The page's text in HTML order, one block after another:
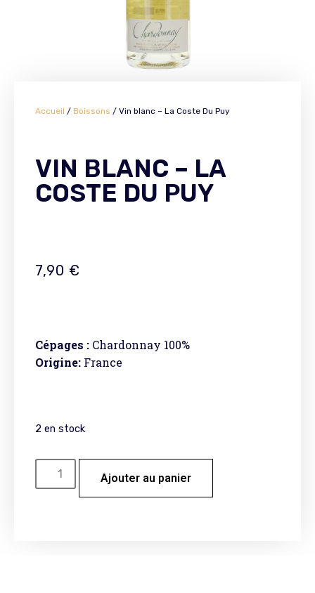
Accueil / Boissons / Vin blanc – La Coste Du Puy
VIN BLANC – LA
COSTE DU PUY
7,90 €
Cépages : Chardonnay 100%
Origine: France
2 en stock
Ajouter au panier